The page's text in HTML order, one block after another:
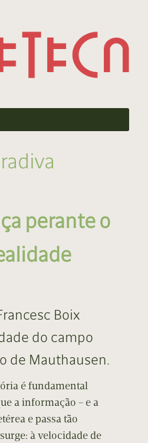
perante o
Boix
do campo
de Mauthausen.
é fundamental
a informação – e a
e passa tão
à velocidade de